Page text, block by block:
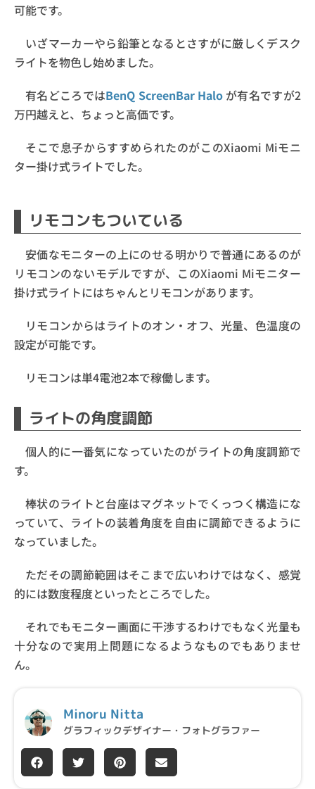
可能です。
いざマーカーやら鉛筆となるとさすがに厳しくデスク
ライトを物色し始めました。
有名どころではBenQ ScreenBar Haloが有名ですが2
万円越えと、ちょっと高価です。
そこで息子からすすめられたのがこのXiaomi Miモニ
ター掛け式ライトでした。
リモコンもついている
安価なモニターの上にのせる明かりで普通にあるのが
リモコンのないモデルですが、このXiaomi Miモニター
掛け式ライトにはちゃんとリモコンがあります。
リモコンからはライトのオン・オフ、光量、色温度の
設定が可能です。
リモコンは単4電池2本で稼働します。
ライトの角度調節
個人的に一番気になっていたのがライトの角度調節で
す。
棒状のライトと台座はマグネットでくっつく構造にな
っていて、ライトの装着角度を自由に調節できるように
なっていました。
ただその調節範囲はそこまで広いわけではなく、感覚
的には数度程度といったところでした。
それでもモニター画面に干渉するわけでもなく光量も
十分なので実用上問題になるようなものでもありませ
ん。
Minoru Nitta
グラフィックデザイナー・フォトグラファー